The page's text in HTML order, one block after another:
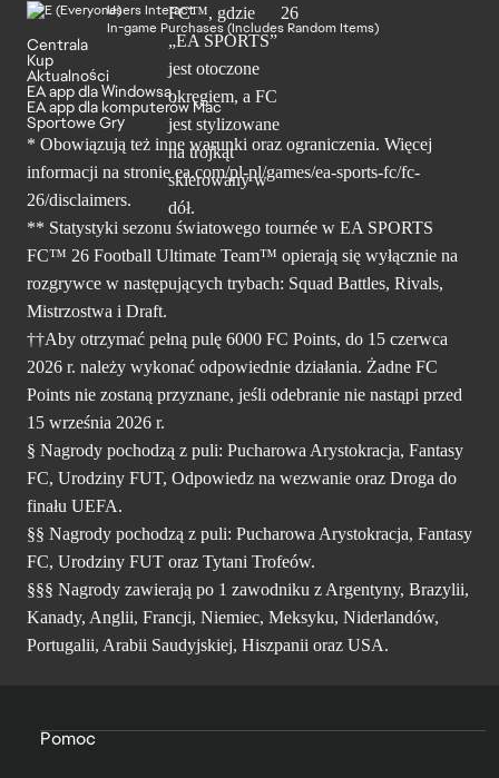
Users Interact
In-game Purchases (Includes Random Items)
Centrala
Kup
Aktualności
EA app dla Windowsa
EA app dla komputerów Mac
Sportowe Gry
* Obowiązują też inne warunki oraz ograniczenia. Więcej
informacji na stronie ea.com/pl-pl/games/ea-sports-fc/fc-
26/disclaimers.
** Statystyki sezonu światowego tournée w EA SPORTS
FC™ 26 Football Ultimate Team™ opierają się wyłącznie na
rozgrywce w następujących trybach: Squad Battles, Rivals,
Mistrzostwa i Draft.
††Aby otrzymać pełną pulę 6000 FC Points, do 15 czerwca
2026 r. należy wykonać odpowiednie działania. Żadne FC
Points nie zostaną przyznane, jeśli odebranie nie nastąpi przed
15 września 2026 r.
§ Nagrody pochodzą z puli: Pucharowa Arystokracja, Fantasy
FC, Urodziny FUT, Odpowiedz na wezwanie oraz Droga do
finału UEFA.
§§ Nagrody pochodzą z puli: Pucharowa Arystokracja, Fantasy
FC, Urodziny FUT oraz Tytani Trofeów.
§§§ Nagrody zawierają po 1 zawodniku z Argentyny, Brazylii,
Kanady, Anglii, Francji, Niemiec, Meksyku, Niderlandów,
Portugalii, Arabii Saudyjskiej, Hiszpanii oraz USA.
Pomoc